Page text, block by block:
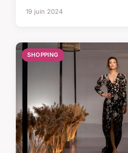
19 juin 2024
SHOPPING